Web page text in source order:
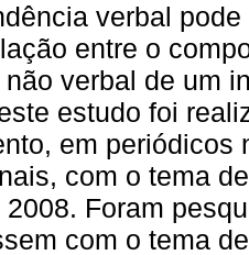
verbal
entre o
verbal de um
estudo foi
em periódicos
com o tema
2008. Foram
com o tema